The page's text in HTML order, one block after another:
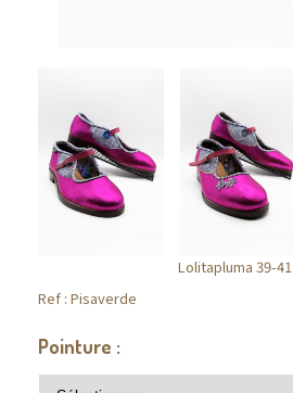
Lolitapluma 39-41
Ref : Pisaverde
Pointure :